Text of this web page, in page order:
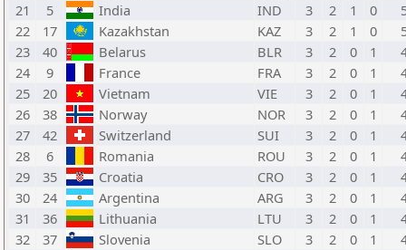
21
5 India IND 3 2 1 0
22
17 Kazakhstan KAZ 3 2 1 0
23
40 Belarus BLR 3 2 0 1
24
9 France FRA 3 2 0 1
25
20 Vietnam VIE 3 2 0 1
26
38 Norway NOR 3 2 0 1
27
42 Switzerland SUI 3 2 0 1
28
6 Romania ROU 3 2 0 1
29
35 Croatia CRO 3 2 0 1
30
24 Argentina ARG 3 2 0 1
31
36 Lithuania LTU 3 2 0 1
32
37 Slovenia SLO 3 2 0 1